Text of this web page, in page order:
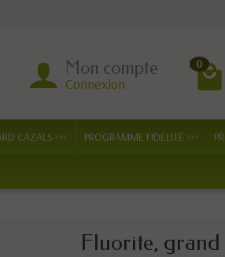
Mon compte
Connexion
0
CAZALS >>> PROGRAMME FIDÉLITÉ >>>
Fluorite, grand